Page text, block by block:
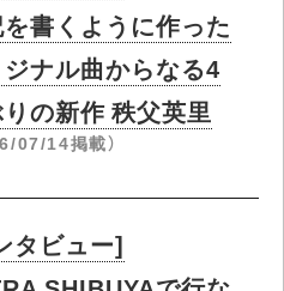
を書くように作った
ナル曲からなる4
の新作 秩父英里
07/14掲載）
タビュー]